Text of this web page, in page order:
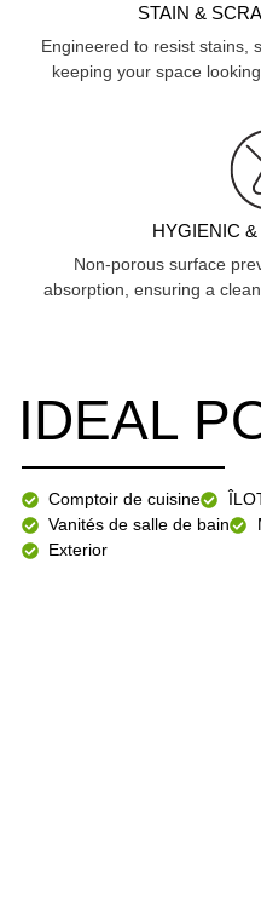
STAIN &
Engineered to resist stains,
keeping your space
HYGIENIC
Non-porous surface
absorption, ensuring a
IDEAL
Comptoir de cuisine
Vanités de salle de bain
Exterior